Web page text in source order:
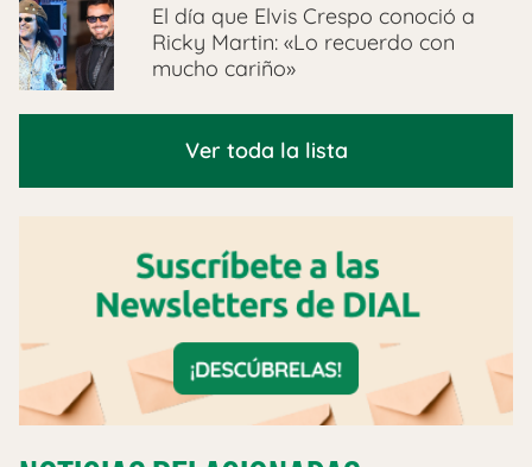
El día que Elvis Crespo conoció a
Ricky Martin: «Lo recuerdo con
mucho cariño»
Ver toda la lista